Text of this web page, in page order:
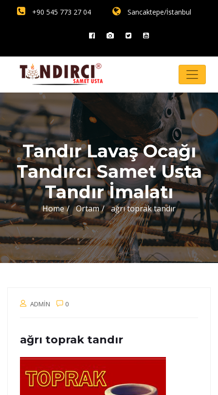
+90 545 773 27 04 Sancaktepe/İstanbul
Tandır Lavaş Ocağı
Tandırcı Samet Usta
Tandır İmalatı
Home Ortam ağrı toprak tandır
ADMIN 0
ağrı toprak tandır